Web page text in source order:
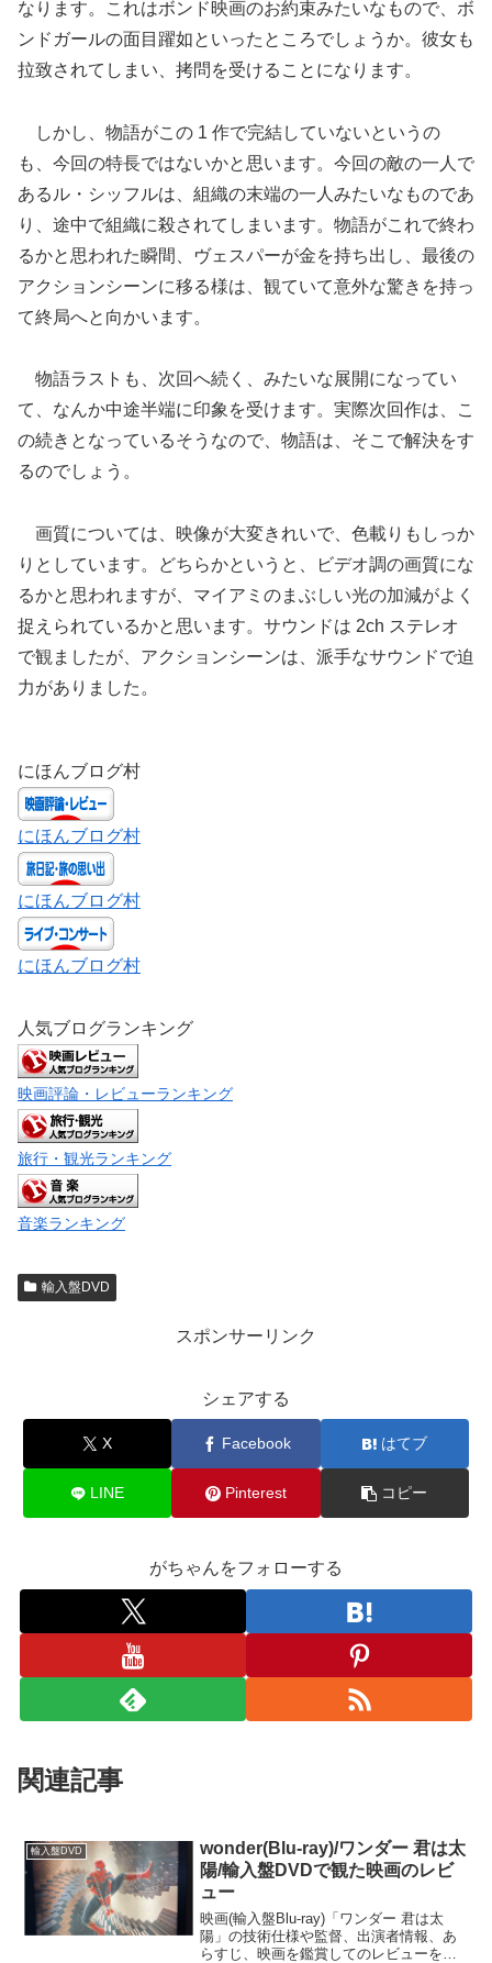
なります。これはボンド映画のお約束みたいなもので、ボ
ンドガールの面目躍如といったところでしょうか。彼女も
拉致されてしまい、拷問を受けることになります。
しかし、物語がこの 1 作で完結していないというの
も、今回の特長ではないかと思います。今回の敵の一人で
あるル・シッフルは、組織の末端の一人みたいなものであ
り、途中で組織に殺されてしまいます。物語がこれで終わ
るかと思われた瞬間、ヴェスパーが金を持ち出し、最後の
アクションシーンに移る様は、観ていて意外な驚きを持っ
て終局へと向かいます。
物語ラストも、次回へ続く、みたいな展開になってい
て、なんか中途半端に印象を受けます。実際次回作は、こ
の続きとなっているそうなので、物語は、そこで解決をす
るのでしょう。
画質については、映像が大変きれいで、色載りもしっか
りとしています。どちらかというと、ビデオ調の画質にな
るかと思われますが、マイアミのまぶしい光の加減がよく
捉えられているかと思います。サウンドは 2ch ステレオ
で観ましたが、アクションシーンは、派手なサウンドで迫
力がありました。
にほんブログ村
にほんブログ村
にほんブログ村
にほんブログ村
人気ブログランキング
映画評論・レビューランキング
旅行・観光ランキング
音楽ランキング
輸入盤DVD
スポンサーリンク
シェアする
X Facebook はてブ
LINE Pinterest コピー
がちゃんをフォローする
関連記事
輸入盤DVD
wonder(Blu-ray)/ワンダー 君は太
陽/輸入盤DVDで観た映画のレビ
ュー
映画(輸入盤Blu-ray)「ワンダー 君は太
陽」の技術仕様や監督、出演者情報、あ
らすじ、映画を鑑賞してのレビューを記